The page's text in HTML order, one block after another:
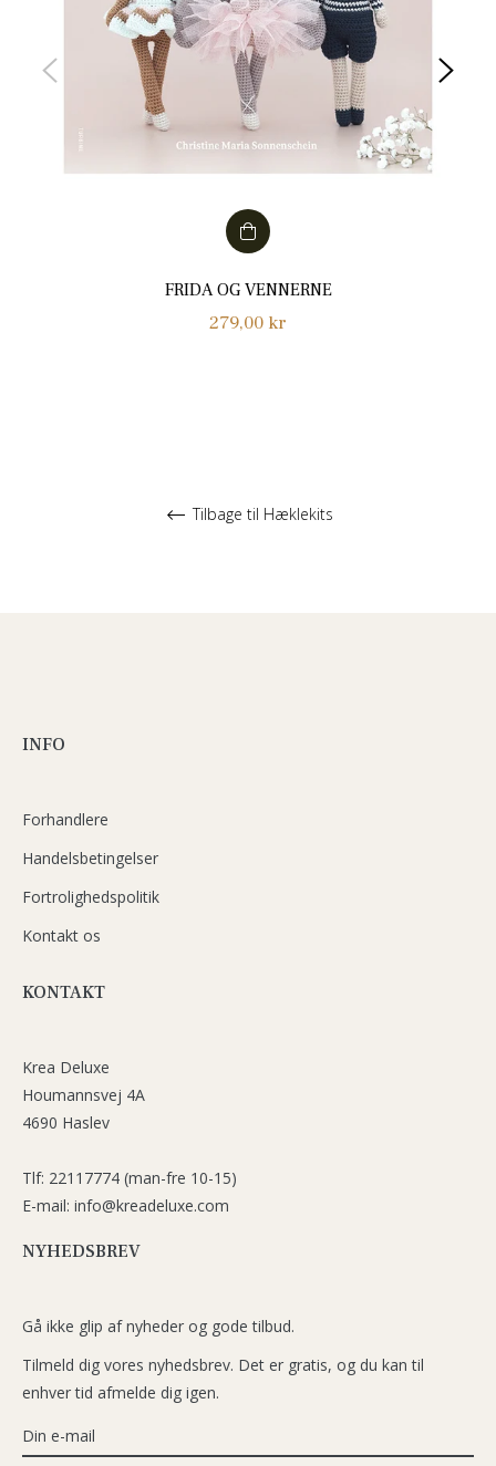
FRIDA OG VENNERNE
Normalpris
279,00 kr
Tilbage til Hæklekits
INFO
Forhandlere
Handelsbetingelser
Fortrolighedspolitik
Kontakt os
KONTAKT
Krea Deluxe
Houmannsvej 4A
4690 Haslev
Tlf: 22117774 (man-fre 10-15)
E-mail: info@kreadeluxe.com
NYHEDSBREV
Gå ikke glip af nyheder og gode tilbud.
Tilmeld dig vores nyhedsbrev. Det er gratis, og du kan til
enhver tid afmelde dig igen.